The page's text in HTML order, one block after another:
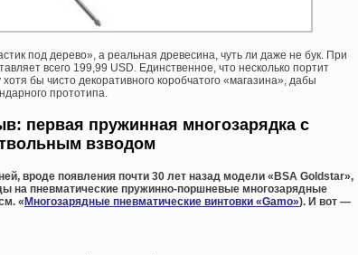
под дерево», а реальная древесина, чуть ли даже не бук. При
всего 199,99 USD. Единственное, что несколько портит
бы чисто декоративного коробчатого «магазина», дабы
прототипа.
первая пружинная многозарядка с
взводом
вроде появления почти 30 лет назад модели «BSA Goldstar»,
на пневматические пружинно-поршневые многозарядные
«Многозарядные пневматические винтовки «Gamo»). И вот —